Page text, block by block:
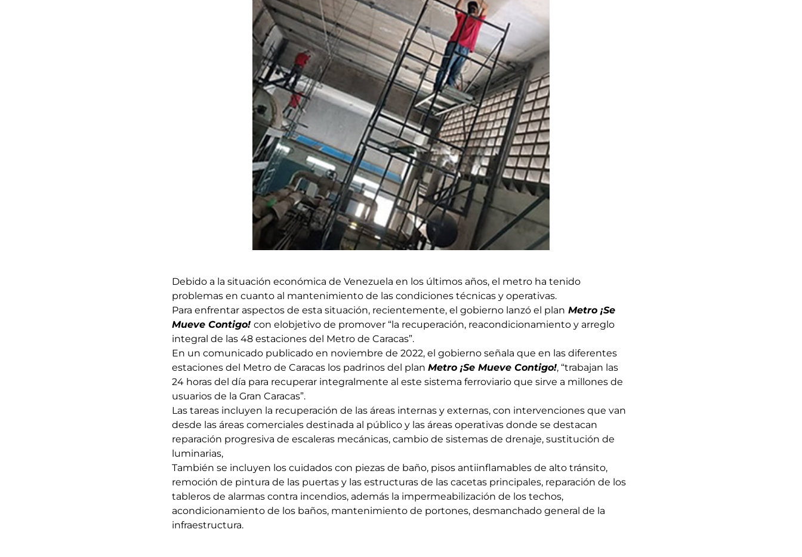
Debido a la situación económica de Venezuela en los últimos años, el metro ha tenido
problemas en cuanto al mantenimiento de las condiciones técnicas y operativas.
Para enfrentar aspectos de esta situación, recientemente, el gobierno lanzó el plan Metro ¡Se
Mueve Contigo! con elobjetivo de promover “la recuperación, reacondicionamiento y arreglo
integral de las 48 estaciones del Metro de Caracas”.
En un comunicado publicado en noviembre de 2022, el gobierno señala que en las diferentes
estaciones del Metro de Caracas los padrinos del plan Metro ¡Se Mueve Contigo!, “trabajan las
24 horas del día para recuperar integralmente al este sistema ferroviario que sirve a millones de
usuarios de la Gran Caracas”.
Las tareas incluyen la recuperación de las áreas internas y externas, con intervenciones que van
desde las áreas comerciales destinada al público y las áreas operativas donde se destacan
reparación progresiva de escaleras mecánicas, cambio de sistemas de drenaje, sustitución de
luminarias,
También se incluyen los cuidados con piezas de baño, pisos antiinflamables de alto tránsito,
remoción de pintura de las puertas y las estructuras de las cacetas principales, reparación de los
tableros de alarmas contra incendios, además la impermeabilización de los techos,
acondicionamiento de los baños, mantenimiento de portones, desmanchado general de la
infraestructura.